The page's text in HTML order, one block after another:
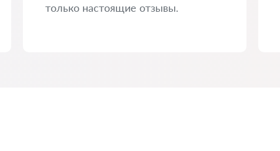
только настоящие отзывы.